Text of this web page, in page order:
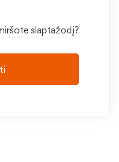
slaptažodį?